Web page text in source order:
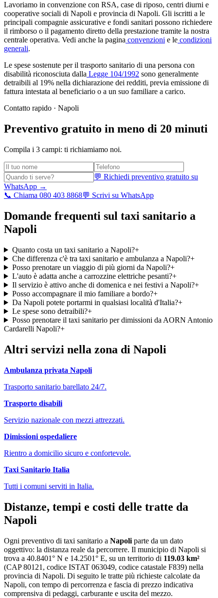
Lavoriamo in convenzione con RSA, case di riposo, centri diurni e
cooperative sociali di Napoli e provincia di Napoli. Gli iscritti a le
principali compagnie assicurative e fondi sanitari possono richiedere
il rimborso o il pagamento diretto della prestazione tramite la nostra
centrale operativa. Vedi anche la pagina convenzioni e le condizioni
generali.
Le spese sostenute per il trasporto sanitario di una persona con
disabilità riconosciuta dalla Legge 104/1992 sono generalmente
detraibili al 19% nella dichiarazione dei redditi, previa emissione di
fattura intestata al beneficiario o a un suo familiare a carico.
Contatto rapido · Napoli
Preventivo gratuito in meno di 20 minuti
Compila i 3 campi: ti richiamiamo noi.
💬 Richiedi preventivo gratuito su
WhatsApp →
📞 Chiama 080 403 8868💬 Scrivi su WhatsApp
Domande frequenti sul taxi sanitario a
Napoli
Quanto costa un taxi sanitario a Napoli?+
Che differenza c'è tra taxi sanitario e ambulanza a Napoli?+
Posso prenotare un viaggio di più giorni da Napoli?+
L'auto è adatta anche a carrozzine elettriche pesanti?+
Il servizio è attivo anche di domenica e nei festivi a Napoli?+
Posso accompagnare il mio familiare a bordo?+
Da Napoli potete portarmi in qualsiasi località d'Italia?+
Le spese sono detraibili?+
Posso prenotare il taxi sanitario per dimissioni da AORN Antonio
Cardarelli Napoli?+
Altri servizi nella zona di Napoli
Ambulanza privata Napoli
Trasporto sanitario barellato 24/7.
Trasporto disabili
Servizio nazionale con mezzi attrezzati.
Dimissioni ospedaliere
Rientro a domicilio sicuro e confortevole.
Taxi Sanitario Italia
Tutti i comuni serviti in Italia.
Distanze, tempi e costi delle tratte da
Napoli
Ogni preventivo di taxi sanitario a Napoli parte da un dato
oggettivo: la distanza reale da percorrere. Il municipio di Napoli si
trova a 40.8401° N e 14.2501° E, su un territorio di 119.03 km²
(CAP80121 , codice ISTAT 063049, codice catastale F839) nella
provincia di Napoli. Di seguito le tratte più richieste calcolate da
Napoli, con tempo di percorrenza e fascia di prezzo indicativa
comprensiva di pedaggi, carburante e uscita del mezzo.